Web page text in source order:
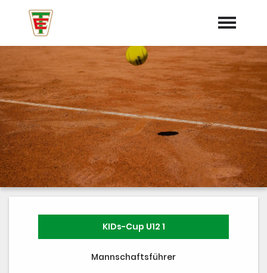
Startseite
Aktuelles
Mannschaften
Termine
Training
Vorstand
Dokumente
Trainer
KIDs-Cup U12 1
Mannschaftsführer